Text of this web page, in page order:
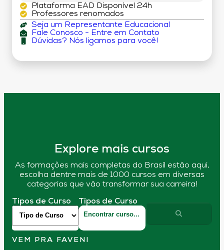
Plataforma EAD Disponível 24h
Professores renomados
Seja um Representante Educacional
Fale Conosco - Entre em Contato
Dúvidas? Nós ligamos para você!
Explore mais cursos
As formações mais completas do Brasil estão aqui,
escolha dentre mais de 1000 cursos em diversas
categorias que vão transformar sua carreira!
Tipos de Curso Tipos de Curso
VEM PRA FAVENI